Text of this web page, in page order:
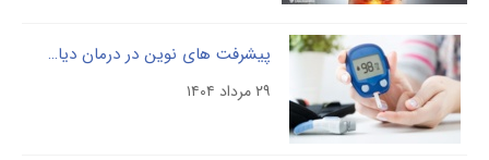
پیشرفت ­های نوین در درمان دیابت نوع ۲ ، امیدی تازه برای بیماران